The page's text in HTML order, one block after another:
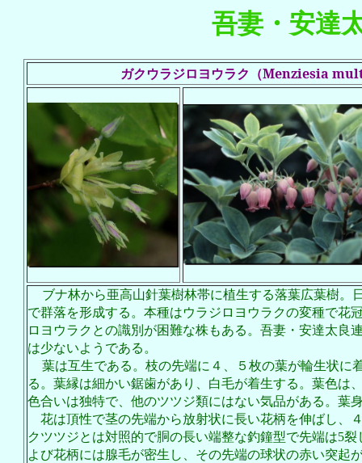
吾妻・安達
ガクウラジロヨウラク（Menziesia
ブナ林から亜高山針葉樹林帯に植生する落葉広葉樹
で群落を形成する。本種はウラジロヨウラクの変種で花
ロヨウラクとの識別が困難な株もある。吾妻・安達太良
は少ないようである。
葉は互生である。枝の先端に４、５枚の葉が輪生状に
る。葉縁は細かい鋸歯があり、白毛が着生する。葉色は
色合いは独特で、他のツツジ類にはない気品がある。葉
花は頂性で茎の先端から放射状に長い花柄を伸ばし、
クツツジとは対照的で胴の長い端整な釣鐘型で先端は5裂
よび花柄には腺毛が密生し、その先端の球状の赤い突起